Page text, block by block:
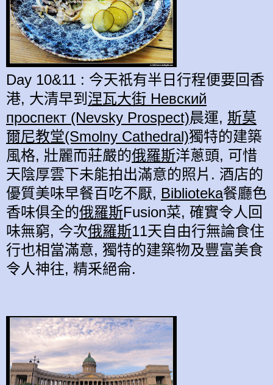
Day 10&11 : 今天祇有半日行程便要回香
港, 大清早到 涅瓦大街 Нeвский
проспeкт (Nevsky Prospect)晨運, 斯莫
爾尼教堂(Smolny Cathedral)獨特的建築
風格, 壯麗而莊嚴的俄羅斯洋蔥頭, 可惜
天陰厚雲下未能拍出滿意的照片. 酒店的
優質美味早餐百吃不厭, Biblioteka餐廳色
香味俱全的俄羅斯Fusion菜, 確實令人回
味無窮, 今次俄羅斯11天自由行無論食住
行也相當滿意, 獨特的建築物及豐富美食
令人神往, 精釆絕侖.